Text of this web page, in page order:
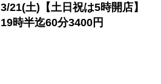
3/21(土)【土日祝は5時開店】
19時半迄60分3400円